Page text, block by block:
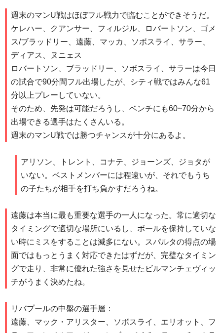
週末のマンU戦はほぼフル戦力で臨むことができそうだ。
ケレハー、クアンサー、フィルジル、ロバートソン、ゴメ
ス/ブラッドリー、遠藤、マッカ、ソボスライ、サラー、
ディアス、ヌニェス
ロバートソン、ブラッドリー、ソボスライ、サラーは今日
の試合で90分間フル出場したが、シティ戦ではみんな61
分以上プレーしていない。
そのため、先発は可能だろうし、ベンチにも60~70分から
出場できる選手はたくさんいる。
週末のマンU戦では勝つチャンスが十分にあるよ。
アリソン、トレント、コナテ、ジョーンズ、ジョタが
いない。ベストメンバーには程遠いが、それでもうち
の子たちが相手を打ち負かすだろうね。
遠藤は本当に最も重要な選手の一人になった。常に適切な
タイミングで適切な場所にいるし、ボールを保持していな
い時にミスをすることは滅多にない。スパルタの得点の場
面ではもっとうまく対応できたはずだが、完璧なタイミン
グで走り、非常に優れた強さを見せたビルマンチェヴィッ
チがうまく決めたね。
リバプールの中盤の選手層：
遠藤、マック・アリスター、ソボスライ、エリオット、フ